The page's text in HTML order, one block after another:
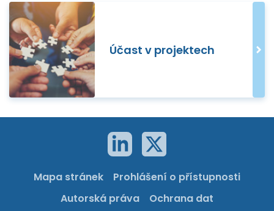
Účast v projektech
Mapa stránek
Prohlášení o přístupnosti
Autorská práva
Ochrana dat